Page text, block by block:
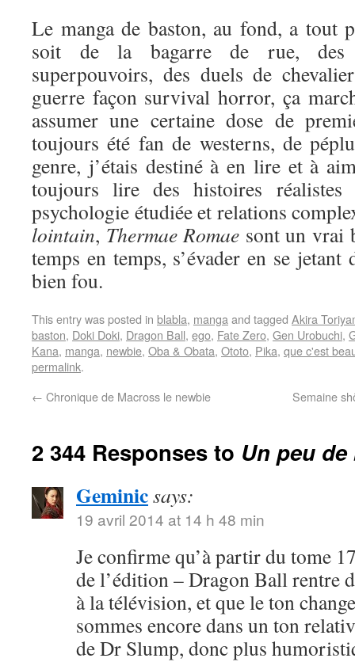
Le manga de baston, au fond, a tout
soit de la bagarre de rue, des
superpouvoirs, des duels de
guerre façon survival horror, ça
assumer une certaine dose de
toujours été fan de westerns, de
genre, j’étais destiné à en lire et à
toujours lire des histoires
psychologie étudiée et relations
lointain, Thermae Romae sont un vrai
temps en temps, s’évader en se jetant
bien fou.
This entry was posted in blabla, manga and tagged Akira
baston, Doki Doki, Dragon Ball, ego, Fate Zero, Gen Urobuchi,
Kana, manga, newbie, Oba & Obata, Ototo, Pika, que c'est
permalink.
← Chronique de Macross le newbie Semaine
2 344 Responses to Un peu
Geminicsays:
19 avril 2014 at 14 h 48 min
Je confirme qu’à partir du tome
de l’édition – Dragon Ball rentre
à la télévision, et que le ton
sommes encore dans un ton
de Dr Slump, donc plus